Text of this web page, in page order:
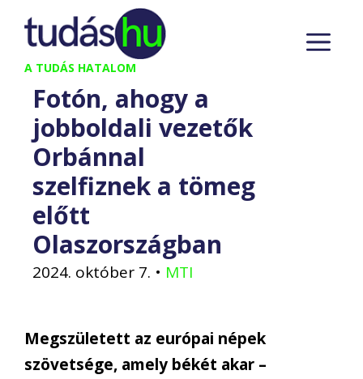
Kilépés
tartalomba
A TUDÁS HATALOM
Fotón, ahogy a
jobboldali vezetők
Orbánnal
szelfiznek a tömeg
előtt
Olaszországban
2024. október 7. • MTI
Megszületett az európai népek
szövetsége, amely békét akar –